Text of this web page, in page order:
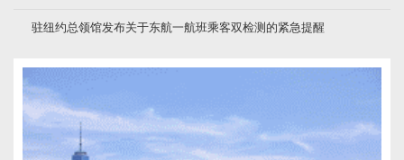
驻纽约总领馆发布关于东航一航班乘客双检测的紧急提醒